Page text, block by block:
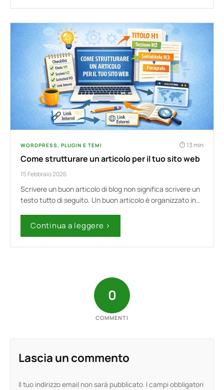
WORDPRESS, PLUGIN E TEMI 13 min
Come strutturare un articolo per il tuo sito web
15 Febbraio 2026
Scrivere un buon articolo di blog non significa scrivere un
testo tutto di seguito. Un buon articolo è organizzato in…
Continua a leggere ›
0
COMMENTI
Lascia un commento
Il tuo indirizzo email non sarà pubblicato. I campi obbligatori